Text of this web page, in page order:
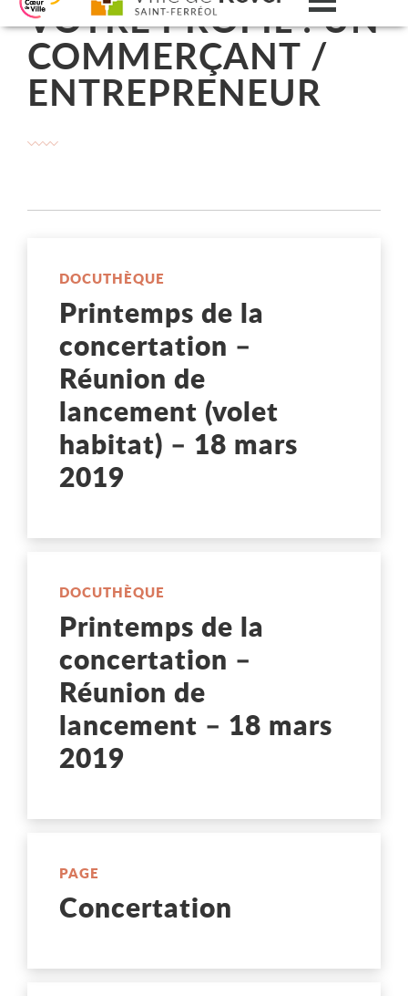
Aller au contenu
Aller au menu
Aller à la recherche
Changer le contraste Menu
VOTRE PROFIL : UN
COMMERÇANT /
ENTREPRENEUR
DOCUTHÈQUE
Printemps de la
concertation –
Réunion de
lancement (volet
habitat) – 18 mars
2019
DOCUTHÈQUE
Printemps de la
concertation –
Réunion de
lancement – 18 mars
2019
PAGE
Concertation